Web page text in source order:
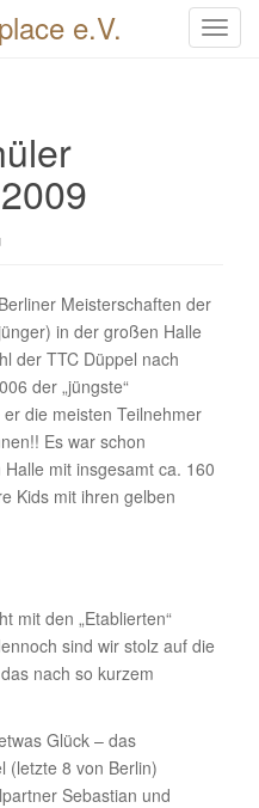
T
e.V.
Meisterschaften der
in der großen Halle
der TTC Düppel nach
der „jüngste“
die meisten Teilnehmer
Es war schon
mit insgesamt ca. 160
Kids mit ihren gelben
mit den „Etablierten“
sind wir stolz auf die
nach so kurzem
Glück – das
(letzte 8 von Berlin)
Sebastian und